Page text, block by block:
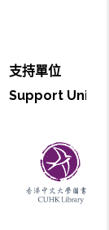
支持單位
Support Unit